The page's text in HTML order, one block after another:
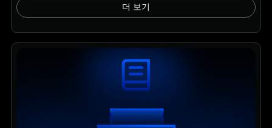
더 보기